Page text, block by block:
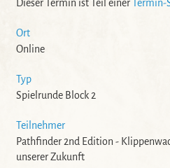
Dieser Termin ist Teil einerTermin-
Ort
Online
Typ
Spielrunde Block 2
Teilnehmer
Pathfinder 2nd Edition -
unserer Zukunft